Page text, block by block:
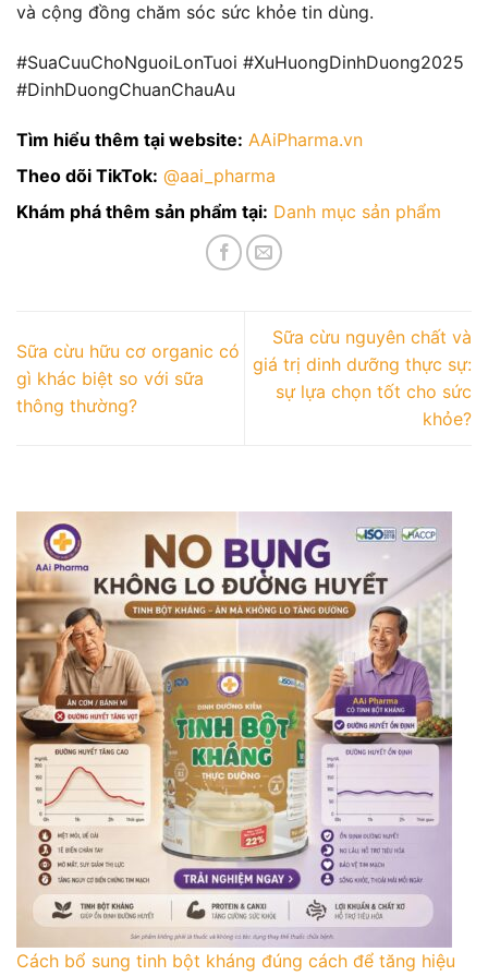
và cộng đồng chăm sóc sức khỏe tin dùng.
#SuaCuuChoNguoiLonTuoi #XuHuongDinhDuong2025
#DinhDuongChuanChauAu
Tìm hiểu thêm tại website: AAiPharma.vn
Theo dõi TikTok: @aai_pharma
Khám phá thêm sản phẩm tại: Danh mục sản phẩm
Sữa cừu hữu cơ organic có
gì khác biệt so với sữa
thông thường?
Sữa cừu nguyên chất và
giá trị dinh dưỡng thực sự:
sự lựa chọn tốt cho sức
khỏe?
Cách bổ sung tinh bột kháng đúng cách để tăng hiệu